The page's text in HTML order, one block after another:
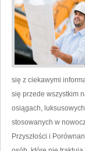
się z ciekawymi
się przede wszystkim
osiągach,
stosowanych w
Przyszłości i